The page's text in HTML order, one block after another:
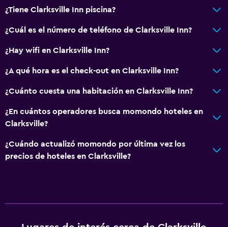
Ascensor
Habitación
Perchero
Armario o clóset
General
Habitaciones familiares
Teléfono
Alfombrado
Estacionamiento gratuito
¿Tiene Clarksville Inn piscina?
¿Cuál es el número de teléfono de Clarksville Inn?
¿Hay wifi en Clarksville Inn?
¿A qué hora es el check-out en Clarksville Inn?
¿Cuánto cuesta una habitación en Clarksville Inn?
¿En cuántos operadores busca momondo hoteles en
Clarksville?
¿Cuándo actualizó momondo por última vez los
precios de hoteles en Clarksville?